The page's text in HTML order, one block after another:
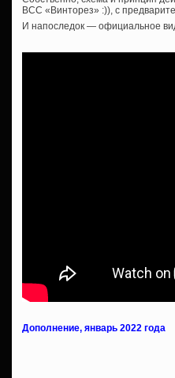
ВСС «Винторез» :)), с
И напоследок — официальное
Дополнение, январь 2022 года